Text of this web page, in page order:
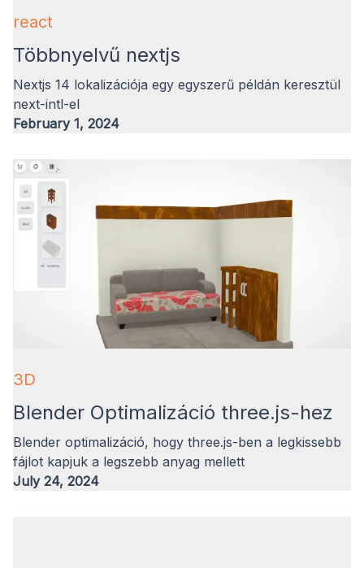
react
Többnyelvű nextjs
Nextjs 14 lokalizációja egy egyszerű példán keresztül
next-intl-el
February 1, 2024
3D
Blender Optimalizáció three.js-hez
Blender optimalizáció, hogy three.js-ben a legkissebb
fájlot kapjuk a legszebb anyag mellett
July 24, 2024